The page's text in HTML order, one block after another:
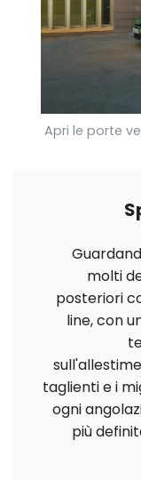
Apri le porte
molti
posteriori
line, con
taglienti e i
ogni
più